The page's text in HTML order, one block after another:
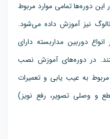
دوره‌ها تمامی موارد مربوط
نیز آموزش داده می‌شود.
دوربین مداربسته دارای
در دوره‌های آموزش نصب
به عیب یابی و تعمیرات
و وصلی تصویر، رفع نویز)